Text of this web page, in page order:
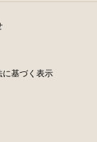
に基づく表示